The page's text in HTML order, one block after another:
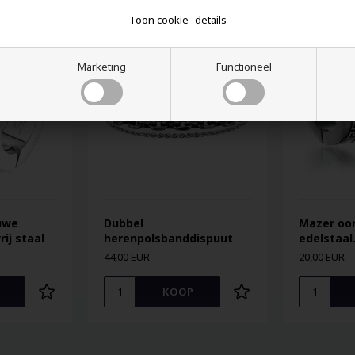
Marketing Functioneel
Toon cookie -details
staal
Dubbel
herenpolsbanddispuut
44,00 EUR
Mazer
edelstaal.
20,00 EUR